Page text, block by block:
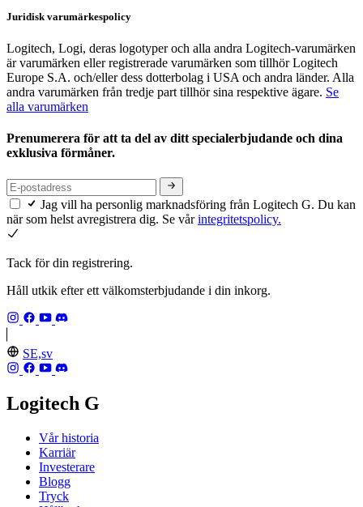
Juridisk varumärkespolicy
Logitech, Logi, deras logotyper och alla andra Logitech-varumärken
är varumärken eller registrerade varumärken som tillhör Logitech
Europe S.A. och/eller dess dotterbolag i USA och andra länder. Alla
andra varumärken från tredje part tillhör sina respektive ägare. Se
alla varumärken
Prenumerera för att ta del av ditt specialerbjudande och dina
exklusiva förmåner.
Jag vill ha personlig marknadsföring från Logitech G. Du kan
när som helst avregistrera dig. Se vårintegritetspolicy.
Tack för din registrering.
Håll utkik efter ett välkomsterbjudande i din inkorg.
SE,sv
Logitech G
Vår historia
Karriär
Investerare
Blogg
Tryck